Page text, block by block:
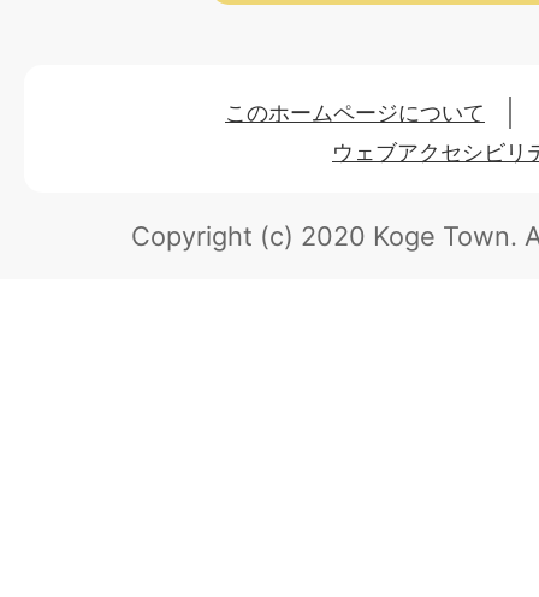
このホームページについて
ウェブアクセシビリ
Copyright (c) 2020 Koge Town.